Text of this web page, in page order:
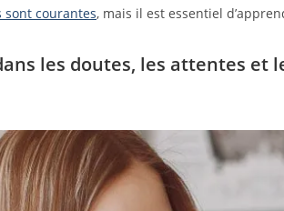
courantes, mais il est essentiel
les doutes, les attentes et